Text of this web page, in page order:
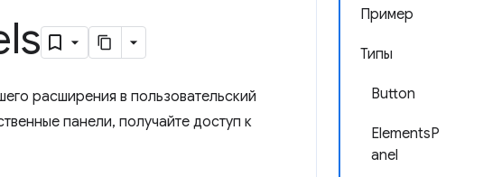
Пример
Типы
Button
ElementsP
anel
расширения в пользовательский
панели, получайте доступ к